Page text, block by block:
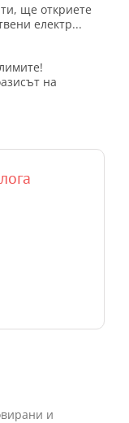
ще откриете
електр...
на
и